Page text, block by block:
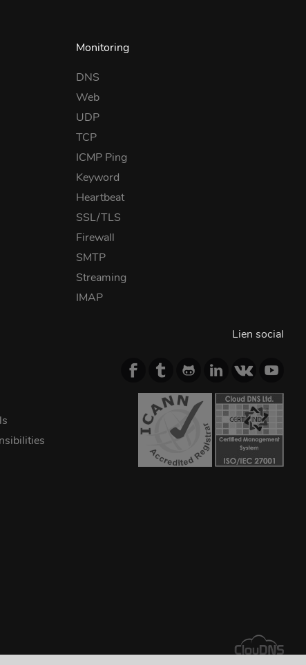
Monitoring
DNS
Web
UDP
TCP
ICMP Ping
Keyword
Heartbeat
SSL/TLS
Firewall
SMTP
Streaming
IMAP
Lien social